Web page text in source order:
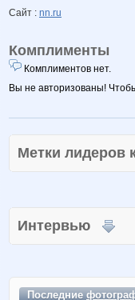
Сайт : nn.ru
Комплименты
Комплиментов нет.
Вы не авторизованы!
Метки
Интервью
Последние